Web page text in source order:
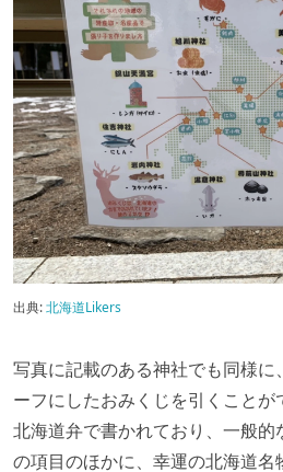
出典:北海道Likers
写真に記載のある神社でも同様
ーフにしたおみくじを引くこと
北海道弁で書かれており、一般
の項目のほかに、幸運の北海道